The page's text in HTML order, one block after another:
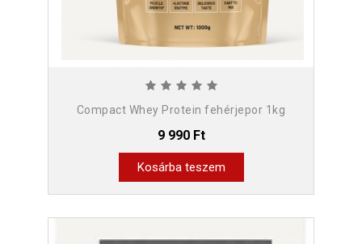
Compact Whey Protein fehérjepor 1kg
9 990 Ft
Kosárba teszem